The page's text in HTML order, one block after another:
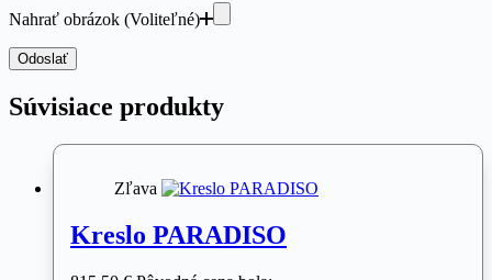
Nahrať obrázok (Voliteľné)
Odoslať
Súvisiace produkty
Zľava
Kreslo PARADISO